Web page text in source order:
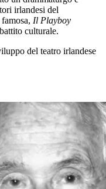
irlandesi del
Il Playboy
culturale.
del teatro irlandese